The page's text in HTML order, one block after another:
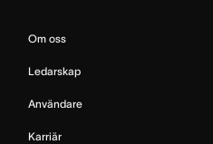
Om oss
Ledarskap
Användare
Karriär